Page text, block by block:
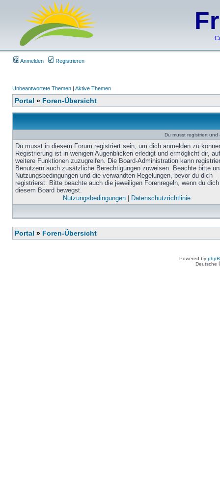
Anmelden Registrieren
Unbeantwortete Themen | Aktive Themen
Portal » Foren-Übersicht
Du musst registriert
Du musst in diesem Forum registriert sein, um dich anmelden zu
Registrierung ist in wenigen Augenblicken erledigt und ermöglicht dir, auf
weitere Funktionen zuzugreifen. Die Board-Administration kann
Benutzern auch zusätzliche Berechtigungen zuweisen. Beachte bitte
Nutzungsbedingungen und die verwandten Regelungen, bevor du dich
registrierst. Bitte beachte auch die jeweiligen Forenregeln, wenn du
diesem Board bewegst.
Nutzungsbedingungen| Datenschutzrichtlinie
Portal » Foren-Übersicht
Powered by
Deutsche